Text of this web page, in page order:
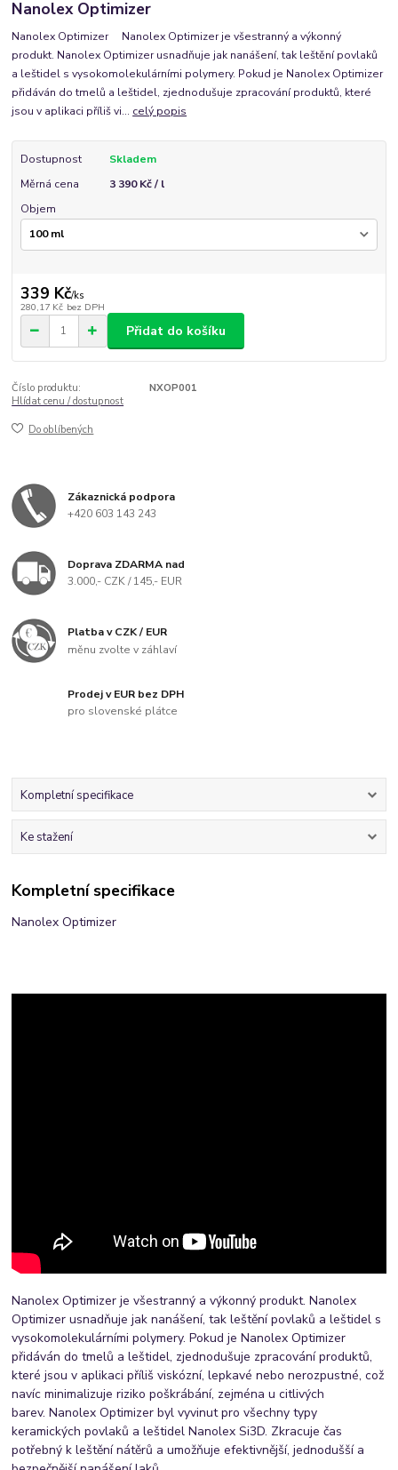
Nanolex Optimizer
Nanolex Optimizer Nanolex Optimizer je všestranný a výkonný
produkt. Nanolex Optimizer usnadňuje jak nanášení, tak leštění povlaků
a leštidel s vysokomolekulárními polymery. Pokud je Nanolex Optimizer
přidáván do tmelů a leštidel, zjednodušuje zpracování produktů, které
jsou v aplikaci příliš vi... celý popis
Dostupnost
Skladem
Měrná cena
3 390 Kč / l
Objem
339 Kč/ks
280,17 Kč bez DPH
Přidat do košíku
Číslo produktu:
NXOP001
Hlídat cenu / dostupnost
Do oblíbených
Zákaznická podpora
+420 603 143 243
Doprava ZDARMA nad
3.000,- CZK / 145,- EUR
Platba v CZK / EUR
měnu zvolte v záhlaví
Prodej v EUR bez DPH
pro slovenské plátce
Kompletní specifikace
Ke stažení
Kompletní specifikace
Nanolex Optimizer
Nanolex Optimizer je všestranný a výkonný produkt. Nanolex
Optimizer usnadňuje jak nanášení, tak leštění povlaků a leštidel s
vysokomolekulárními polymery. Pokud je Nanolex Optimizer
přidáván do tmelů a leštidel, zjednodušuje zpracování produktů,
které jsou v aplikaci příliš viskózní, lepkavé nebo nerozpustné, což
navíc minimalizuje riziko poškrábání, zejména u citlivých
barev. Nanolex Optimizer byl vyvinut pro všechny typy
keramických povlaků a leštidel Nanolex Si3D. Zkracuje čas
potřebný k leštění nátěrů a umožňuje efektivnější, jednodušší a